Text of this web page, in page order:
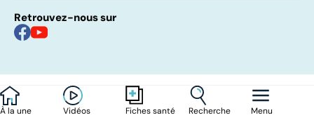
À la une Vidéos Fiches santé Recherche Menu
Retrouvez-nous sur